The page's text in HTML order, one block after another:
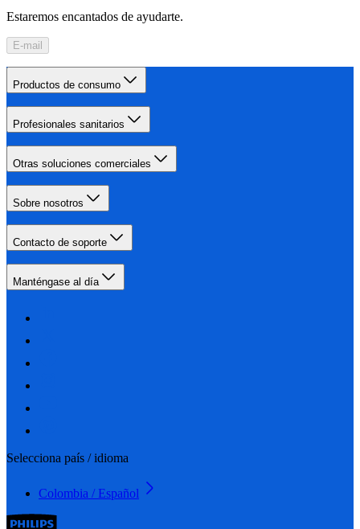
Estaremos encantados de ayudarte.
E-mail
Productos de consumo
Profesionales sanitarios
Otras soluciones comerciales
Sobre nosotros
Contacto de soporte
Manténgase al día
Selecciona país / idioma
Colombia / Español